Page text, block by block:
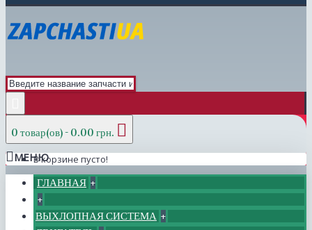
0 товар(ов) - 0.00 грн.
В корзине пусто!
МЕНЮ
ГЛАВНАЯ +
+
ВЫХЛОПНАЯ СИСТЕМА +